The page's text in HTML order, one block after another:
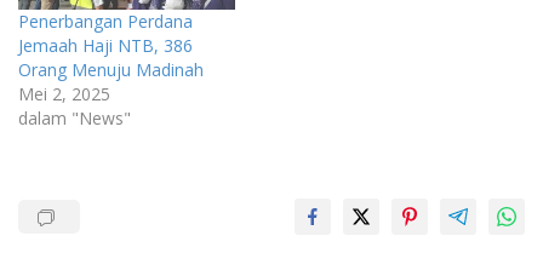
Penerbangan Perdana
Jemaah Haji NTB, 386
Orang Menuju Madinah
Mei 2, 2025
dalam "News"